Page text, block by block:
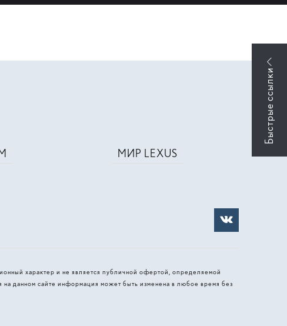
МИР LEXUS
характер и не является публичной офертой, определяемой
данном сайте информация может быть изменена в любое время без